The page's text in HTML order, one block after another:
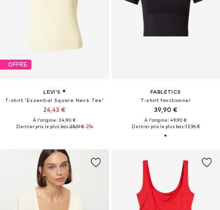
OFFRE
LEVI'S ®
T-shirt 'Essential Square Neck Tee'
24,43 €
À l'origine : 34,90 €
Dernier prix le plus bas :25,11 €-2%
FABLETICS
T-shirt fonctionnel
39,90 €
À l'origine : 49,90 €
Dernier prix le plus bas :13,96 €